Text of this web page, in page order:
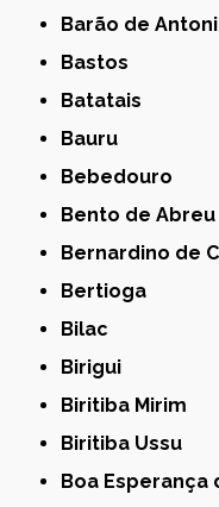
Barão de
Bastos
Batatais
Bauru
Bebedouro
Bento de Abreu
Bernardino de
Bertioga
Bilac
Birigui
Biritiba Mirim
Biritiba Ussu
Boa Esperança